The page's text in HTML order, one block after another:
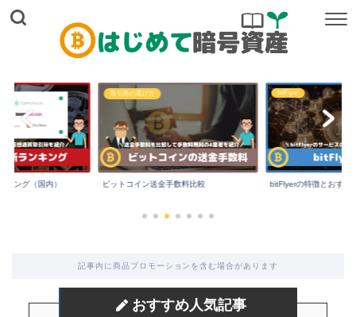
キング（国内）
取引所の選び方
ビットコイン送金手数料比較
bitFlyer
bitFlyerの特徴とおすす
記事内に商品プロモーションを含む場合があります
おすすめ人気記事